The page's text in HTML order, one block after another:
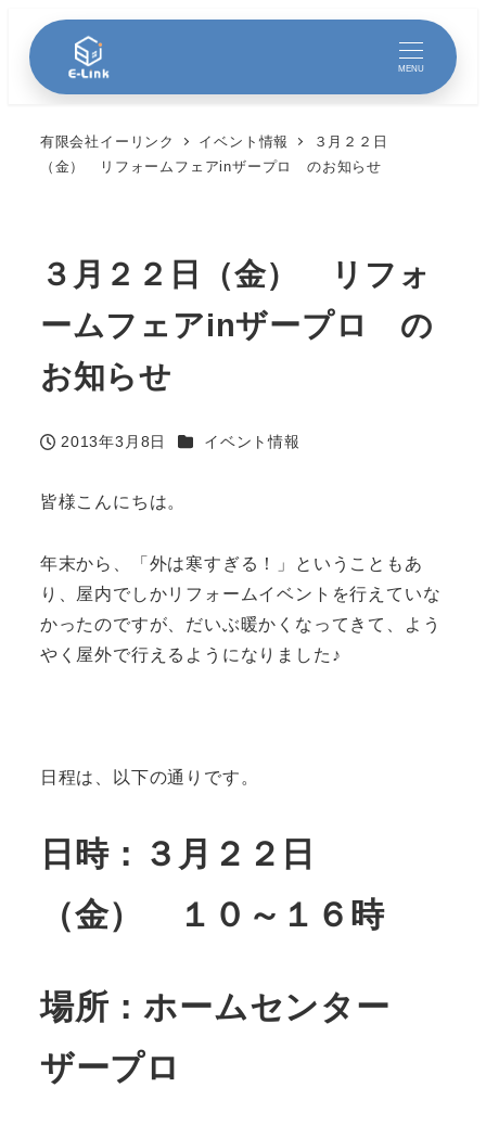
MENU
有限会社イーリンク イベント情報
３月２２日
（金） リフォームフェアinザープロ のお知らせ
３月２２日（金） リフォ
ームフェアinザープロ の
お知らせ
投稿日
2013年3月8日 カテゴリー
イベント情報
皆様こんにちは。
年末から、「外は寒すぎる！」ということもあ
り、屋内でしかリフォームイベントを行えていな
かったのですが、だいぶ暖かくなってきて、よう
やく屋外で行えるようになりました♪
日程は、以下の通りです。
日時：３月２２日
（金） １０～１６時
場所：ホームセンター
ザープロ